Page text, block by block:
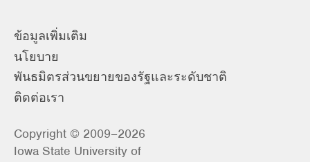
ข้อมูลเพิ่มเติม
นโยบาย
พันธมิตรส่วนขยายของรัฐและระดับชาติ
ติดต่อเรา
Copyright © 2009–2026
Iowa State University of